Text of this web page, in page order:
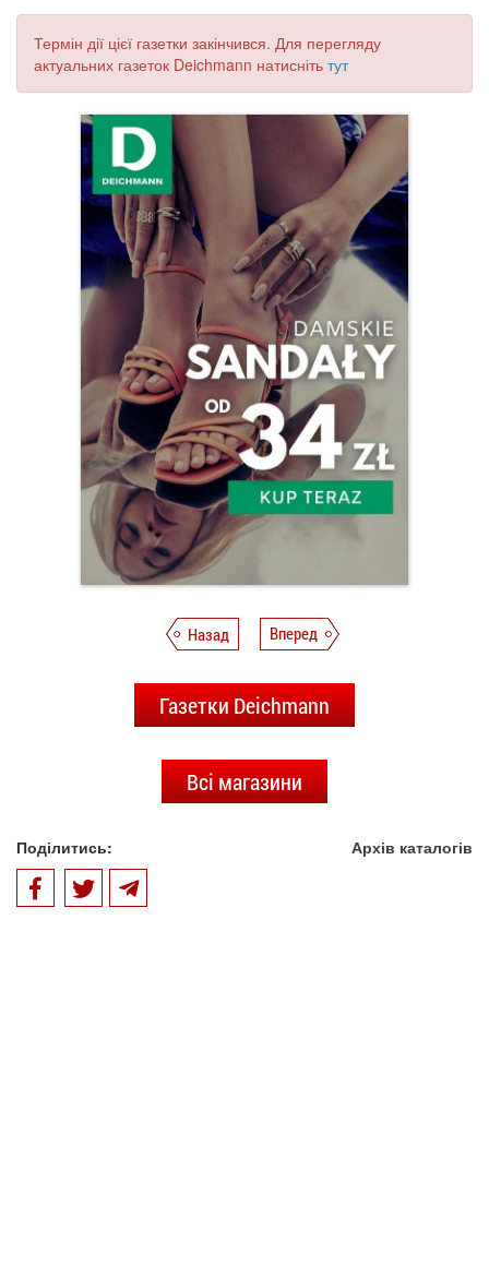
Термін дії цієї газетки закінчився. Для перегляду
актуальних газеток Deichmann натисніть тут
Назад Вперед
Газетки Deichmann
Всі магазини
Поділитись: Архів каталогів